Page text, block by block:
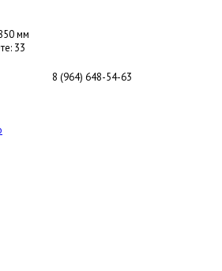
мм
33
8 (964) 648-54-63